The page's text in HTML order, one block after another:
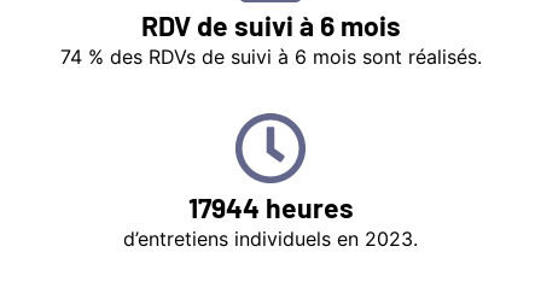
RDV de suivi à 6 mois
74 % des RDVs de suivi à 6 mois sont réalisés.
17944 heures
d’entretiens individuels en 2023.